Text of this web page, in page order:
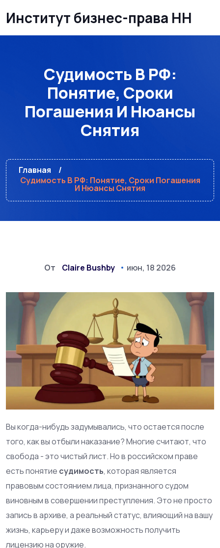
Институт бизнес-права НН
Судимость В РФ:
Понятие, Сроки
Погашения И Нюансы
Снятия
Главная
Судимость В РФ: Понятие, Сроки Погашения
И Нюансы Снятия
От Claire Bushby июн, 18 2026
Вы когда-нибудь задумывались, что остается после
того, как вы отбыли наказание? Многие считают, что
свобода - это чистый лист. Но в российском праве
есть понятие судимость, которая является
правовым состоянием лица, признанного судом
виновным в совершении преступления. Это не просто
запись в архиве, а реальный статус, влияющий на вашу
жизнь, карьеру и даже возможность получить
лицензию на оружие.